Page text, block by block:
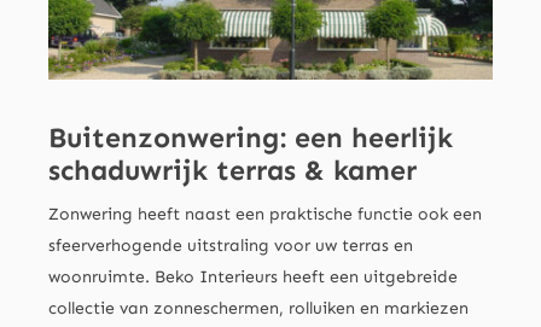
Buitenzonwering:een heerlijk
schaduwrijk terras & kamer
Zonwering heeft naast een praktische functie ook een
sfeerverhogende uitstraling voor uw terras en
woonruimte. Beko Interieurs heeft een uitgebreide
collectie van zonneschermen, rolluiken en markiezen